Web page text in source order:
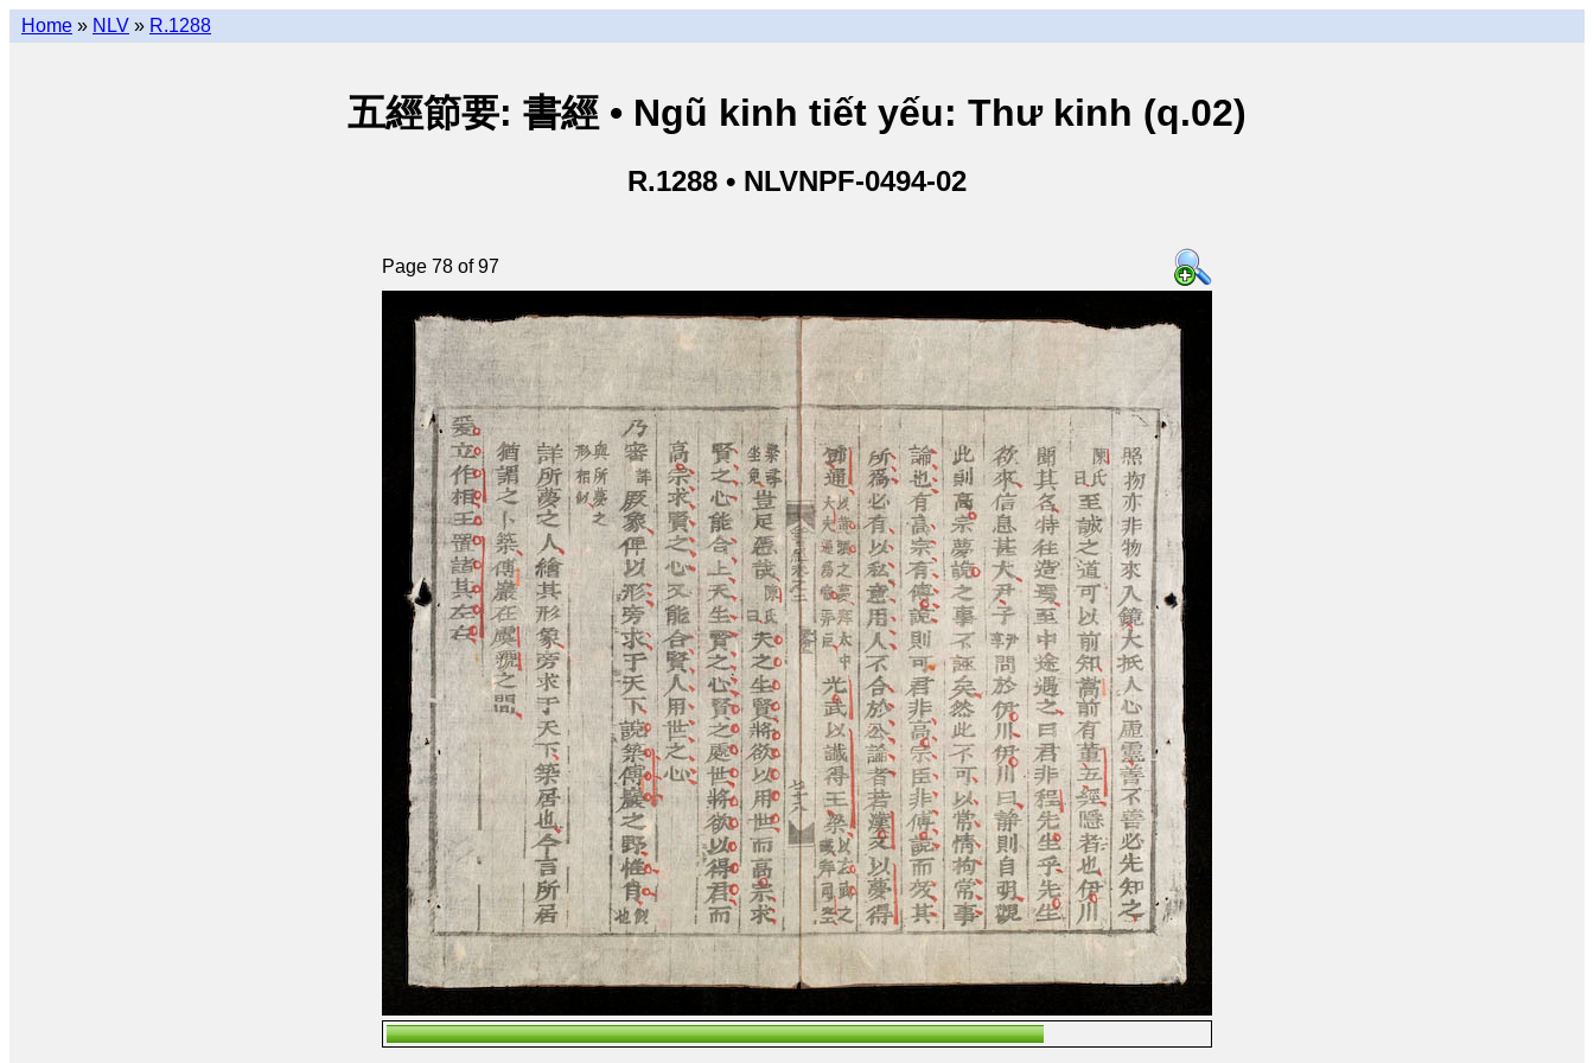
Home » NLV » R.1288
五經節要: 書經 • Ngũ kinh tiết yếu: Thư kinh (q.02)
R.1288 • NLVNPF-0494-02
Page 78 of 97